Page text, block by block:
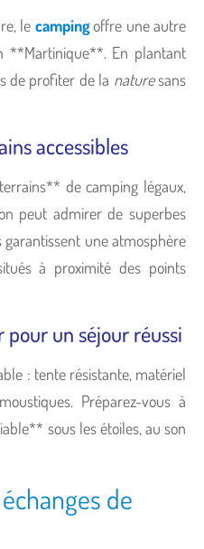
le campingoffre une autre
**Martinique**. En plantant
de profiter de la naturesans
accessibles
de camping légaux,
peut admirer de superbes
garantissent une atmosphère
à proximité des points
un séjour réussi
: tente résistante, matériel
Préparez-vous à
sous les étoiles, au son
de